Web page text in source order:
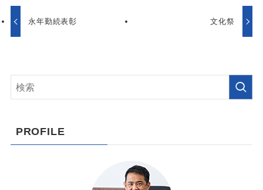
永年勤続表彰 文化祭
PROFILE